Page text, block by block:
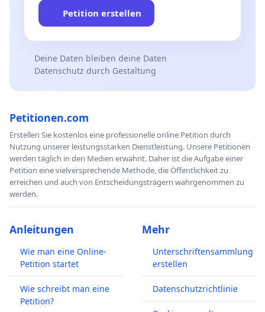
Petition erstellen
Deine Daten bleiben deine Daten
Datenschutz durch Gestaltung
Petitionen.com
Erstellen Sie kostenlos eine professionelle online Petition durch
Nutzung unserer leistungsstarken Dienstleistung. Unsere Petitionen
werden täglich in den Medien erwähnt. Daher ist die Aufgabe einer
Petition eine vielversprechende Methode, die Öffentlichkeit zu
erreichen und auch von Entscheidungsträgern wahrgenommen zu
werden.
Anleitungen
Wie man eine Online-
Petition startet
Wie schreibt man eine
Petition?
Mehr
Unterschriftensammlung
erstellen
Datenschutzrichtlinie